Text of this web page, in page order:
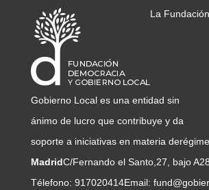
La
Gobierno Local es una entidad sin
ánimo de lucro que contribuye y da
soporte a iniciativas en materia de
MadridC/Fernando el Santo,27, bajo A
Télefono: 917020414Email: